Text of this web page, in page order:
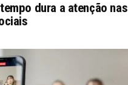
dura a atenção nas